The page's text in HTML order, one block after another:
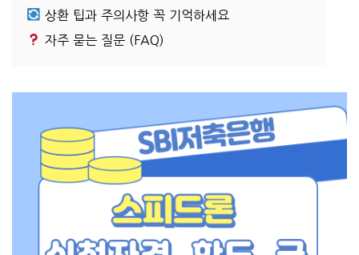
상환 팁과 주의사항 꼭 기억하세요
자주 묻는 질문 (FAQ)